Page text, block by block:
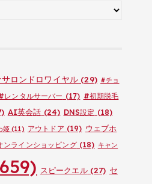
ロンドロワイヤル (29) #チョ
レンタルサーバー (17) #初期脱毛
AI英会話 (24) DNS設定 (18)
姫(11) アウトドア (19) ウェブホ
ンラインショッピング(18) キャン
スピークエル(27) セ